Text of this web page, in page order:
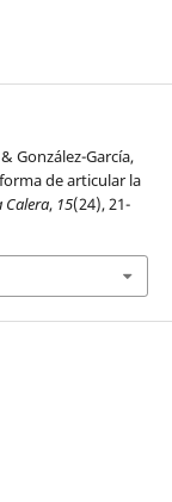
González-García,
de articular la
Calera, 15(24), 21-